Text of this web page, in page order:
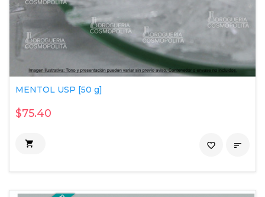
MENTOL USP [50 g]
$75.40
 
favorite_border